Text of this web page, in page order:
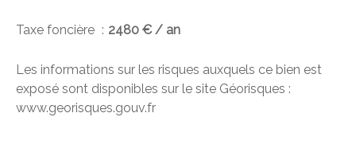
Taxe foncière 2480 € / an
Les informations sur les risques auxquels ce bien est
exposé sont disponibles sur le site Géorisques :
www.georisques.gouv.fr